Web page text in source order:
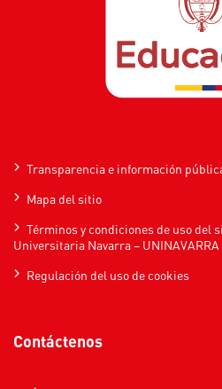
Transparencia e información
Mapa del sitio
Términos y condiciones de uso del
Universitaria Navarra – UNINAVARRA
Regulación del uso de cookies
Contáctenos